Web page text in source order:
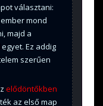
választani:
mond
majd a
Ez addig
szerűen
elődöntőkben
az első map